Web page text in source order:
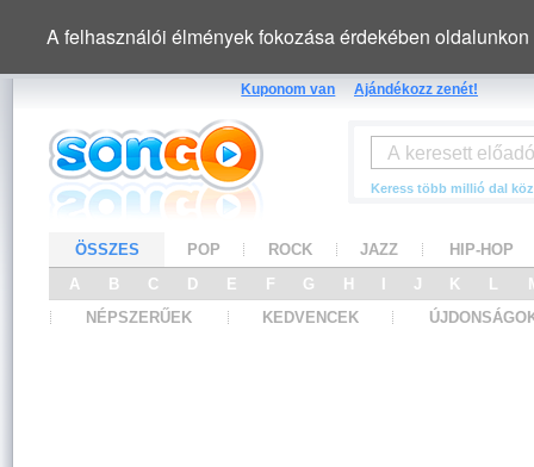
A felhasználói élmények fokozása érdekében
Kuponom van Ajándékozz zenét!
Keress több millió dal
ÖSSZES POP ROCK JAZZ
HIP-HOP
A
B C D E F G H J K L
NÉPSZERŰEK
KEDVENCEK